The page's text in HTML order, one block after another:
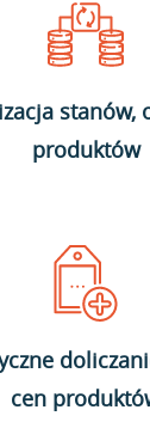
stanów,
produktów
cen